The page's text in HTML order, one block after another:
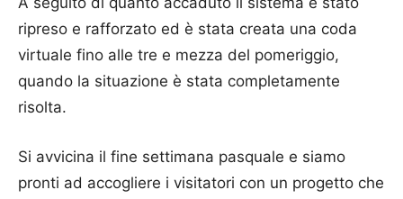
ripreso e rafforzato ed è stata creata una coda
virtuale fino alle tre e mezza del pomeriggio,
quando la situazione è stata completamente
risolta.
Si avvicina il fine settimana pasquale e siamo
pronti ad accogliere i visitatori con un progetto che